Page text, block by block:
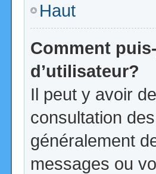
Haut
Comment
d’utilisateur?
Il peut y avoir
consultation
généralement
messages ou